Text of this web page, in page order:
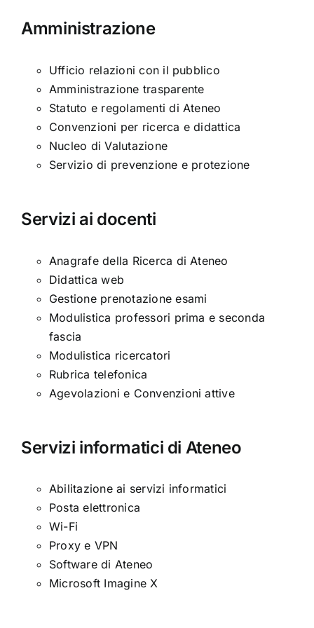
Amministrazione
Ufficio relazioni con il pubblico
Amministrazione trasparente
Statuto e regolamenti di Ateneo
Convenzioni per ricerca e didattica
Nucleo di Valutazione
Servizio di prevenzione e protezione
Servizi ai docenti
Anagrafe della Ricerca di Ateneo
Didattica web
Gestione prenotazione esami
Modulistica professori prima e seconda
fascia
Modulistica ricercatori
Rubrica telefonica
Agevolazioni e Convenzioni attive
Servizi informatici di Ateneo
Abilitazione ai servizi informatici
Posta elettronica
Wi-Fi
Proxy e VPN
Software di Ateneo
Microsoft Imagine X